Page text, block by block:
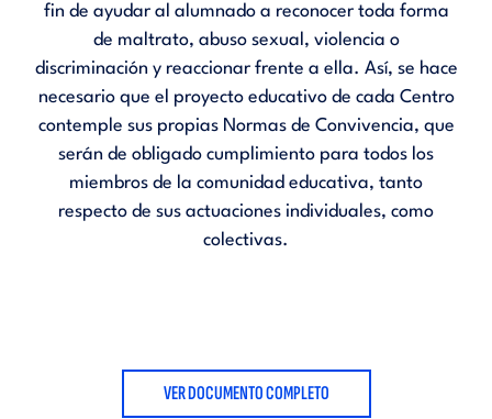
fin de ayudar al alumnado a reconocer toda forma
de maltrato, abuso sexual, violencia o
discriminación y reaccionar frente a ella. Así, se hace
necesario que el proyecto educativo de cada Centro
contemple sus propias Normas de Convivencia, que
serán de obligado cumplimiento para todos los
miembros de la comunidad educativa, tanto
respecto de sus actuaciones individuales, como
colectivas.
VER DOCUMENTO COMPLETO